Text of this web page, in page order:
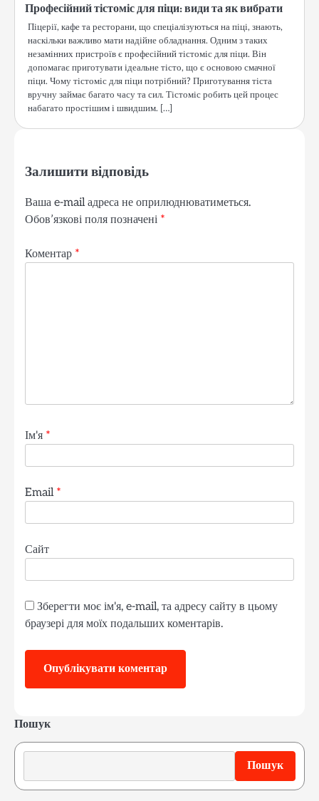
Професійний тістоміс для піци: види та як вибрати
Піцерії, кафе та ресторани, що спеціалізуються на піці, знають,
наскільки важливо мати надійне обладнання. Одним з таких
незамінних пристроїв є професійний тістоміс для піци. Він
допомагає приготувати ідеальне тісто, що є основою смачної
піци. Чому тістоміс для піци потрібний? Приготування тіста
вручну займає багато часу та сил. Тістоміс робить цей процес
набагато простішим і швидшим. […]
Залишити відповідь
Ваша e-mail адреса не оприлюднюватиметься.
Обов’язкові поля позначені *
Коментар *
Ім'я *
Email *
Сайт
Зберегти моє ім'я, e-mail, та адресу сайту в цьому
браузері для моїх подальших коментарів.
Пошук
Пошук